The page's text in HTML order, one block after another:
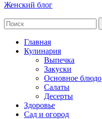
Женский блог
Главная
Кулинария
Выпечка
Закуски
Основное блюдо
Салаты
Десерты
Здоровье
Сад и огород